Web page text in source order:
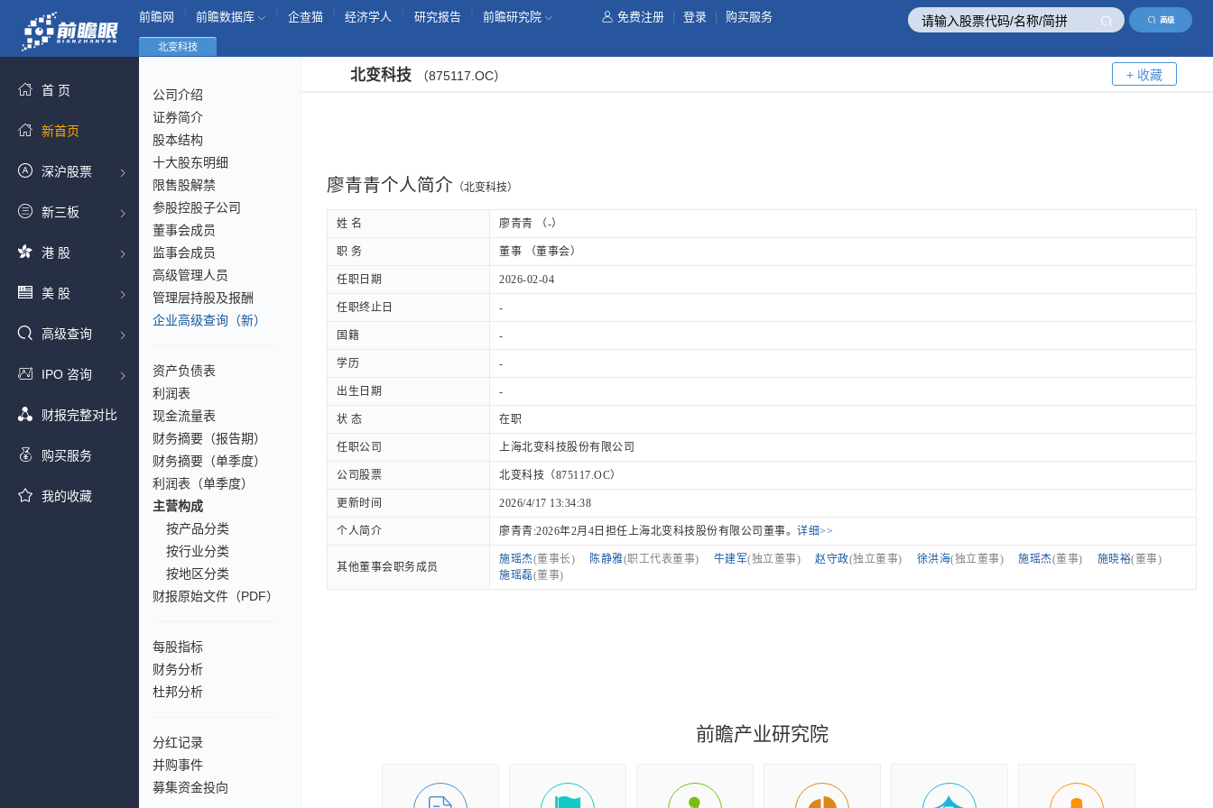
高级
前瞻网 前瞻数据库 企查猫 经济学人 研究报告 前瞻研究院 免费注册 登录 购买服务
首 页
新首页
深沪股票
新三板
港 股
美 股
高级查询
IPO 咨询
财报完整对比
购买服务
我的收藏
北变科技
公司介绍
证券简介
股本结构
十大股东明细
限售股解禁
参股控股子公司
董事会成员
监事会成员
高级管理人员
管理层持股及报酬
企业高级查询（新）
资产负债表
利润表
现金流量表
财务摘要（报告期）
财务摘要（单季度）
利润表（单季度）
主营构成
按产品分类
按行业分类
按地区分类
财报原始文件（PDF）
每股指标
财务分析
杜邦分析
分红记录
并购事件
募集资金投向
北变科技 （875117.OC） + 收藏
廖青青个人简介 （北变科技）
姓 名 廖青青 （-）
职 务 董事 （董事会）
任职日期 2026-02-04
任职终止日 -
国籍 -
学历 -
出生日期 -
状 态 在职
任职公司 上海北变科技股份有限公司
公司股票 北变科技（875117.OC）
更新时间 2026/4/17 13:34:38
个人简介 廖青青:2026年2月4日担任上海北变科技股份有限公司董事。 详细>>
其他董事会职务成员
施瑶杰(董事长) 陈静雅(职工代表董事) 牛建军(独立董事) 赵守政(独立董事) 徐洪海(独立董事) 施瑶杰(董事) 施晓裕(董事)
施瑶磊(董事)
前瞻产业研究院